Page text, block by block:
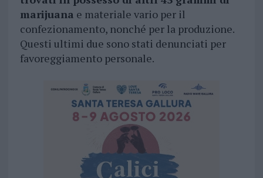
marijuana e materiale vario per il
confezionamento, nonché per la produzione.
Questi ultimi due sono stati denunciati per
favoreggiamento personale.